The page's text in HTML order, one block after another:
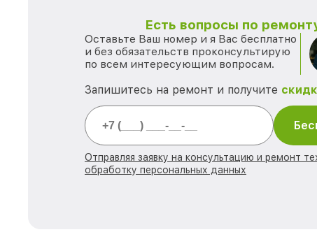
Есть вопросы по
Оставьте Ваш номер и я Вас бесплатно
и без обязательств проконсультирую
по всем интересующим вопросам.
Запишитесь на ремонт и получите
Отправляя заявку на консультацию и ремонт
обработку персональных данных